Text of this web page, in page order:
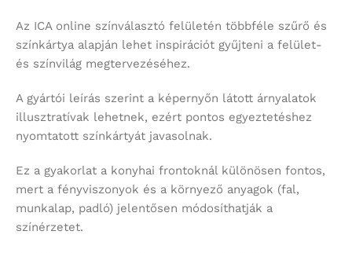
Az ICA online színválasztó felületén többféle szűrő és
színkártya alapján lehet inspirációt gyűjteni a felület-
és színvilág megtervezéséhez.
A gyártói leírás szerint a képernyőn látott árnyalatok
illusztratívak lehetnek, ezért pontos egyeztetéshez
nyomtatott színkártyát javasolnak.
Ez a gyakorlat a konyhai frontoknál különösen fontos,
mert a fényviszonyok és a környező anyagok (fal,
munkalap, padló) jelentősen módosíthatják a
színérzetet.